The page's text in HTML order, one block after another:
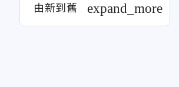
由新到舊 expand_more